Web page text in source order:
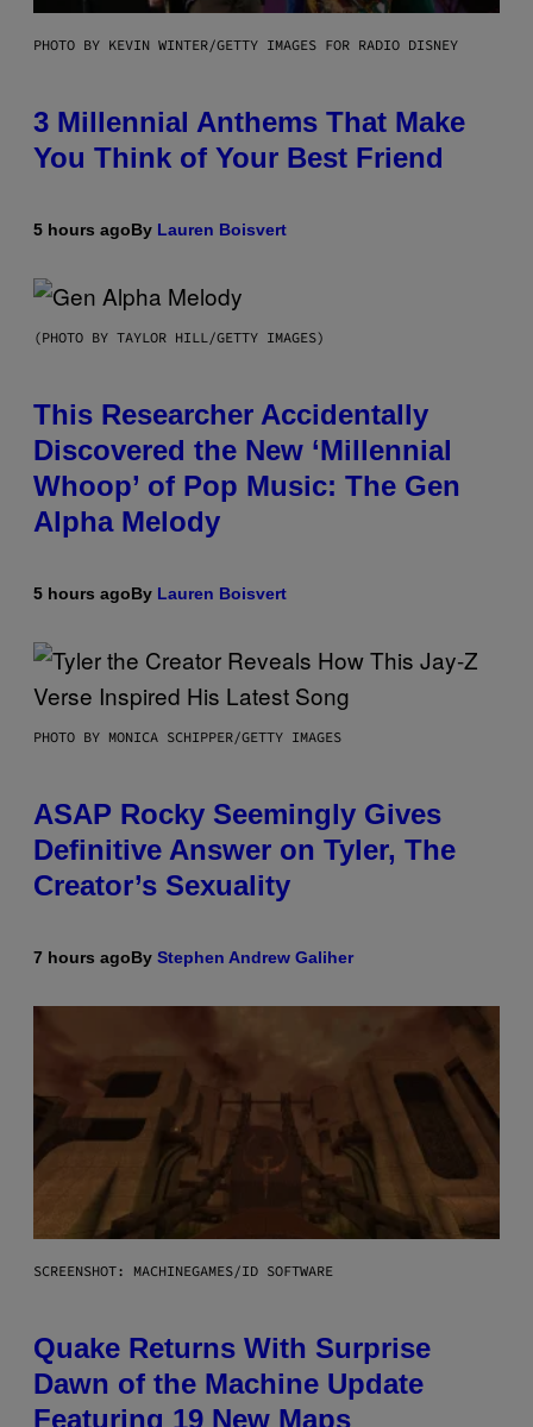
PHOTO BY KEVIN WINTER/GETTY IMAGES FOR RADIO DISNEY
3 Millennial Anthems That Make
You Think of Your Best Friend
5 hours agoBy Lauren Boisvert
(PHOTO BY TAYLOR HILL/GETTY IMAGES)
This Researcher Accidentally
Discovered the New ‘Millennial
Whoop’ of Pop Music: The Gen
Alpha Melody
5 hours agoBy Lauren Boisvert
PHOTO BY MONICA SCHIPPER/GETTY IMAGES
ASAP Rocky Seemingly Gives
Definitive Answer on Tyler, The
Creator’s Sexuality
7 hours agoBy Stephen Andrew Galiher
SCREENSHOT: MACHINEGAMES/ID SOFTWARE
Quake Returns With Surprise
Dawn of the Machine Update
Featuring 19 New Maps